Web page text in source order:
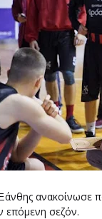
ανακοίνωσε
επόμενη σεζόν.